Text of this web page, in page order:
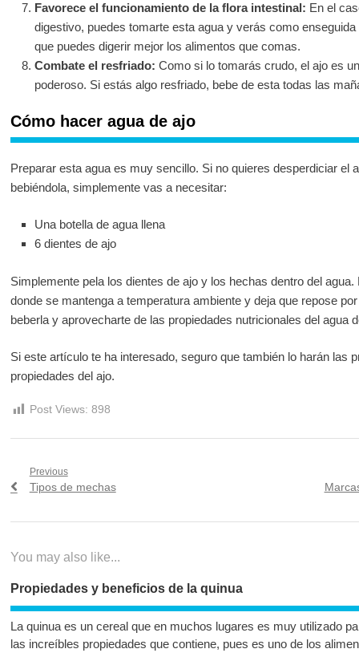
Favorece el funcionamiento de la flora intestinal: En el
digestivo, puedes tomarte esta agua y verás como
que puedes digerir mejor los alimentos que comas.
Combate el resfriado: Como si lo tomarás crudo, el ajo es
poderoso. Si estás algo resfriado, bebe de esta todas las
Cómo hacer agua de ajo
Preparar esta agua es muy sencillo. Si no quieres desperdiciar el
bebiéndola, simplemente vas a necesitar:
Una botella de agua llena
6 dientes de ajo
Simplemente pela los dientes de ajo y los hechas dentro del
donde se mantenga a temperatura ambiente y deja que repose
beberla y aprovecharte de las propiedades nutricionales del agua
Si este artículo te ha interesado, seguro que también lo harán las
propiedades del ajo.
Post Views: 898
Navegación
Previous
Previous
Tipos de mechas
Next
You may also like...
Propiedades y beneficios de la quinua
La quinua es un cereal que en muchos lugares es muy utilizado
las increíbles propiedades que contiene, pues es uno de los